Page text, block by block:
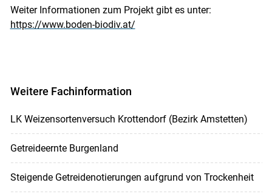
Weiter Informationen zum Projekt gibt es unter:
https://www.boden-biodiv.at/
Weitere Fachinformation
LK Weizensortenversuch Krottendorf (Bezirk Amstetten)
Getreideernte Burgenland
Steigende Getreidenotierungen aufgrund von Trockenheit